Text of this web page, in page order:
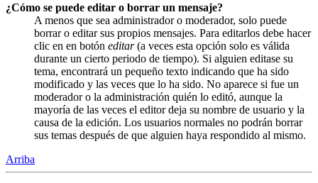
¿Cómo se puede editar o borrar un mensaje?
A menos que sea administrador o moderador, solo puede
borrar o editar sus propios mensajes. Para editarlos debe hacer
clic en en botón editar(a veces esta opción solo es válida
durante un cierto periodo de tiempo). Si alguien editase su
tema, encontrará un pequeño texto indicando que ha sido
modificado y las veces que lo ha sido. No aparece si fue un
moderador o la administración quién lo editó, aunque la
mayoría de las veces el editor deja su nombre de usuario y la
causa de la edición. Los usuarios normales no podrán borrar
sus temas después de que alguien haya respondido al mismo.
Arriba